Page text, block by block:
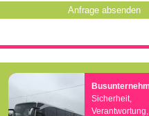
Sicherheit,
Verantwortung,